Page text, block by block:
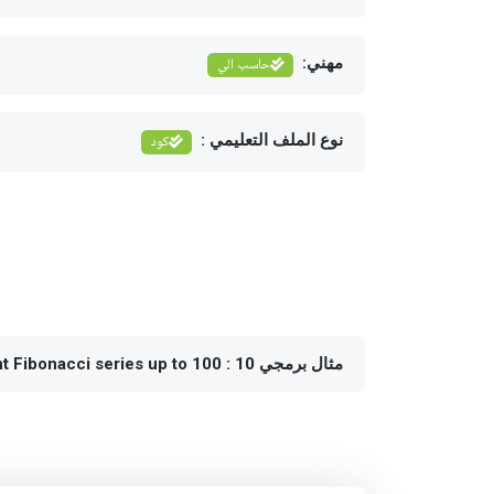
مهني: حاسب الي
نوع الملف التعليمي : كود
مثال برمجي 10 : Write a C Program to print Fibonacci series up to 100